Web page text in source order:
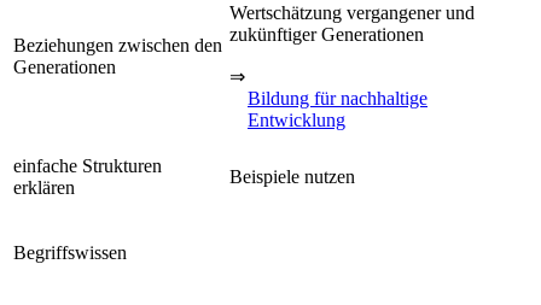
Beziehungen zwischen den
Generationen
Wertschätzung vergangener und
zukünftiger Generationen
⇒
Bildung für nachhaltige
Entwicklung
einfache Strukturen
erklären
Beispiele nutzen
Begriffswissen